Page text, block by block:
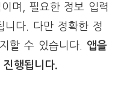
며, 필요한 정보 입력
니다. 다만 정확한 정
할 수 있습니다. 앱을
행됩니다.